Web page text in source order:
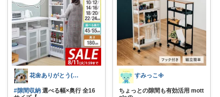
花🌼ありがとう(*･ω･)*_ _)ﾍ
#隙間収納 選べる幅×奥行 全16
すみっこ𖧷
ちょっとの隙間も有効活用 mott